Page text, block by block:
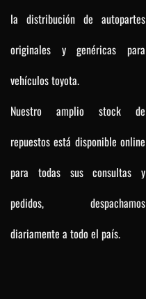
la distribución de autopartes
originales y genéricas para
vehículos toyota.
Nuestro amplio stock de
repuestos está disponible online
para todas sus consultas y
pedidos, despachamos
diariamente a todo el país.